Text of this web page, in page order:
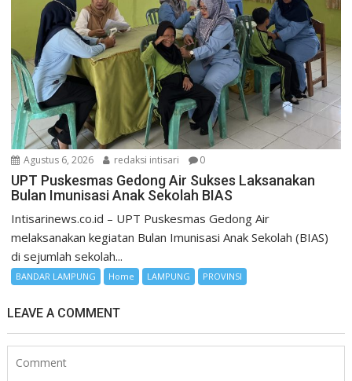
Agustus 6, 2026 redaksi intisari 0
UPT Puskesmas Gedong Air Sukses Laksanakan
Bulan Imunisasi Anak Sekolah BIAS
Intisarinews.co.id – UPT Puskesmas Gedong Air
melaksanakan kegiatan Bulan Imunisasi Anak Sekolah (BIAS)
di sejumlah sekolah...
BANDAR LAMPUNG Home LAMPUNG PROVINSI
LEAVE A COMMENT